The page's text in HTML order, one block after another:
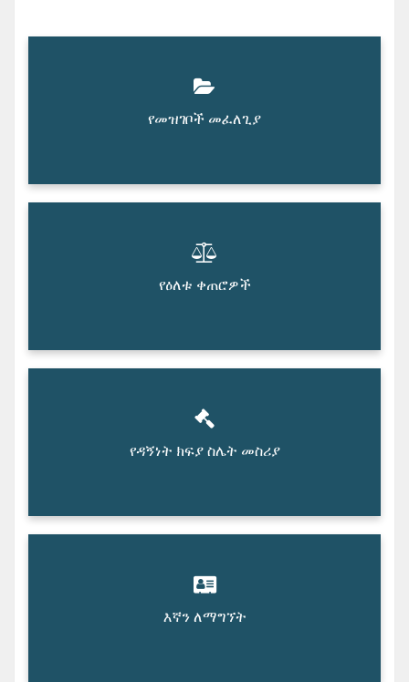
የመዝገቦች መፈለጊያ
የዕለቱ ቀጠሮዎች
የዳኝነት ክፍያ ስሌት መስሪያ
እኛን ለማግኘት